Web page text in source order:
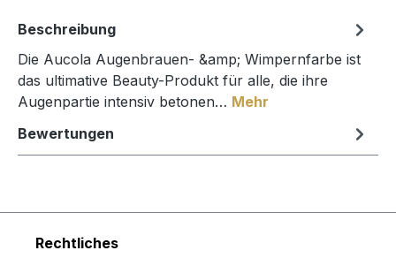
Beschreibung
Die Aucola Augenbrauen- &amp; Wimpernfarbe ist
das ultimative Beauty-Produkt für alle, die ihre
Augenpartie intensiv betonen… Mehr
Bewertungen
Rechtliches